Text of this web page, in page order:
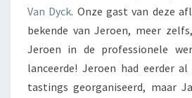
Van Dyck. Onze gast van deze
bekende van Jeroen, meer
Jeroen in de professionele
lanceerde! Jeroen had eerder
tastings georganiseerd, maar